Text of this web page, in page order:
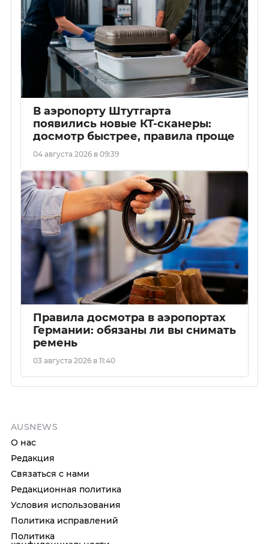
В аэропорту Штутгарта
появились новые КТ-сканеры:
досмотр быстрее, правила проще
04 августа 2026 в 09:39
Правила досмотра в аэропортах
Германии: обязаны ли вы снимать
ремень
03 августа 2026 в 11:40
AUSNEWS
О нас
Редакция
Связаться с нами
Редакционная политика
Условия использования
Политика исправлений
Политика